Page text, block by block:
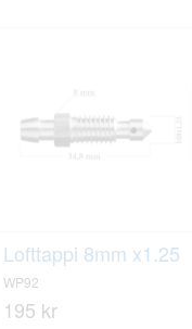
Lofttappi 8mm x1.25
WP92
195 kr